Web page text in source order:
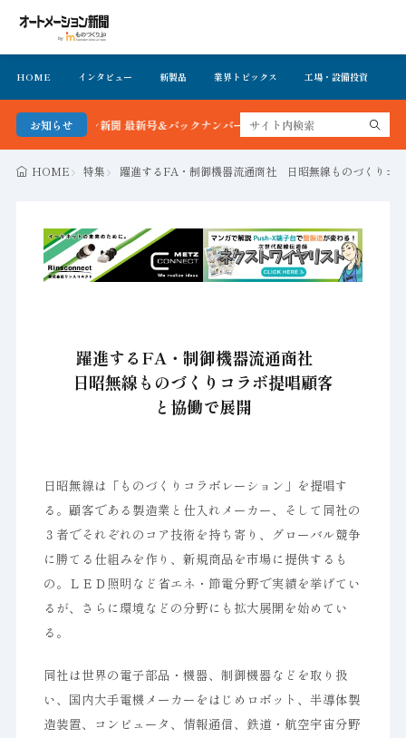
HOME インタビュー 新製品 業界トピックス 工場・設備投資
お知らせ
ーション新聞 最新号＆バックナンバーを無料で公開中 詳細はこちら
HOME 特集 躍進するFA・制御機器流通商社 日昭無線ものづくりコ
躍進するFA・制御機器流通商社
日昭無線ものづくりコラボ提唱顧客
と協働で展開
日昭無線は「ものづくりコラボレーション」を提唱す
る。顧客である製造業と仕入れメーカー、そして同社の
３者でそれぞれのコア技術を持ち寄り、グローバル競争
に勝てる仕組みを作り、新規商品を市場に提供するも
の。ＬＥＤ照明など省エネ・節電分野で実績を挙げてい
るが、さらに環境などの分野にも拡大展開を始めてい
る。
同社は世界の電子部品・機器、制御機器などを取り扱
い、国内大手電機メーカーをはじめロボット、半導体製
造装置、コンピュータ、情報通信、鉄道・航空宇宙分野